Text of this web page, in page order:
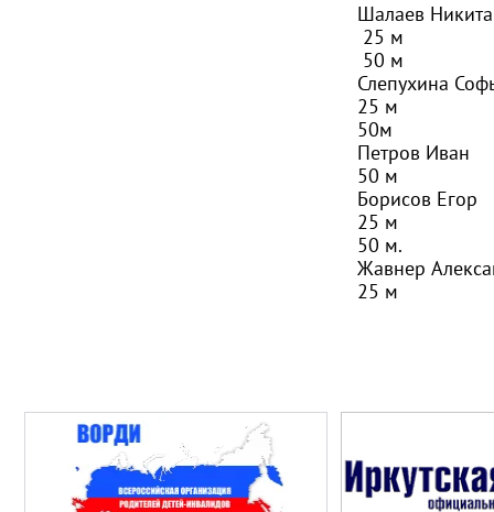
Шалаев Никита
25 м
50 м
Слепухина
25 м
50м
Петров Иван
50 м
Борисов Егор
25 м
50 м.
Жавнер
25 м